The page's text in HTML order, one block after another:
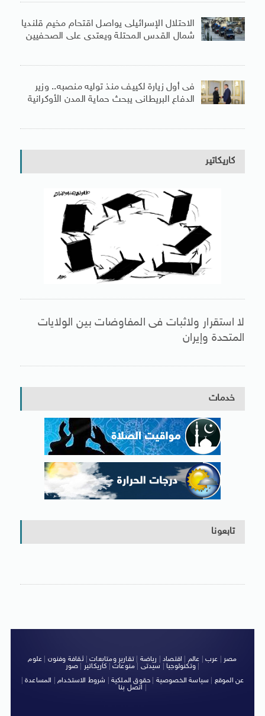
الاحتلال الإسرائيلى يواصل اقتحام مخيم قلنديا
شمال القدس المحتلة ويعتدى على الصحفيين
فى أول زيارة لكييف منذ توليه منصبه.. وزير
الدفاع البريطانى يبحث حماية المدن الأوكرانية
كاريكاتير
لا استقرار ولاثبات فى المفاوضات بين الولايات
المتحدة وإيران
خدمات
تابعونا
مصر عرب عالم اقتصاد رياضة |تقارير ومتابعات|ثقافة وفنون
علوم
وتكنولوجيا| سيدتى منوعات كاريكاتير صور
|
عن الموقع
سياسة الخصوصية حقوق الملكية شروط الاستخدام| المساعدة|
اتصل بنا